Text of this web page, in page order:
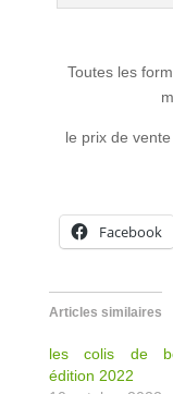
Toutes les
le prix de
Facebook
Articles similaires
les colis de
édition 2022